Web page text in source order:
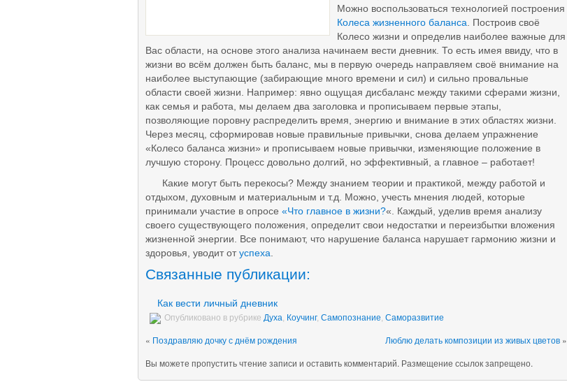
Рукоделие
Фотография
Цветоводство
Саморазвитие
Обучение
Самопознание
Самосовершенствование
Можно воспользоваться технологией построения
Колеса жизненного баланса . Построив своё
Колесо жизни и определив наиболее важные для
Вас области, на основе этого анализа начинаем вести дневник. То есть имея ввиду, что в
жизни во всём должен быть баланс, мы в первую очередь направляем своё внимание на
наиболее выступающие (забирающие много времени и сил) и сильно провальные
области своей жизни. Например: явно ощущая дисбаланс между такими сферами жизни,
как семья и работа, мы делаем два заголовка и прописываем первые этапы,
позволяющие поровну распределить время, энергию и внимание в этих областях жизни.
Через месяц, сформировав новые правильные привычки, снова делаем упражнение
«Колесо баланса жизни» и прописываем новые привычки, изменяющие положение в
лучшую сторону. Процесс довольно долгий, но эффективный, а главное – работает!
Какие могут быть перекосы? Между знанием теории и практикой, между работой и
отдыхом, духовным и материальным и т.д. Можно, учесть мнения людей, которые
принимали участие в опросе «Что главное в жизни?«. Каждый, уделив время анализу
своего существующего положения, определит свои недостатки и переизбытки вложения
жизненной энергии. Все понимают, что нарушение баланса нарушает гармонию жизни и
здоровья, уводит отуспеха
Связанные публикации:
Как вести личный дневник
Опубликовано в рубрике Духа, Коучинг, Самопознание, Саморазвитие
« Поздравляю дочку с днём рождения Люблю делать композиции из живых цветов »
Вы можете пропустить чтение записи и оставить комментарий. Размещение ссылок запрещено.